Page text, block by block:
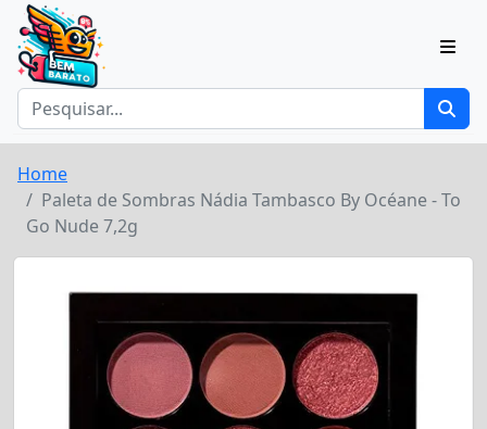
Home
Paleta de Sombras Nádia Tambasco By Océane - To
Go Nude 7,2g